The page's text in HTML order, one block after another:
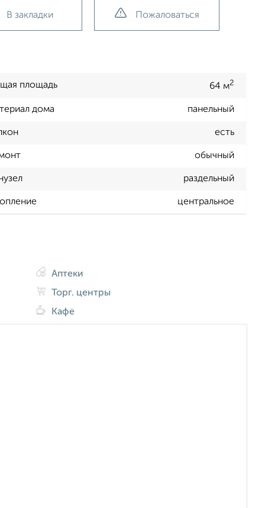
В закладки Пожаловаться
площадь 64 м2
дома панельный
есть
обычный
раздельный
центральное
Аптеки
Торг. центры
Кафе